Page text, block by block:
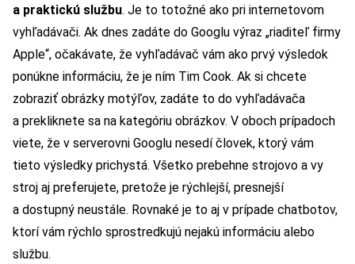
a praktickú službu. Je to totožné ako pri internetovom
vyhľadávači. Ak dnes zadáte do Googlu výraz „riaditeľ firmy
Apple“, očakávate, že vyhľadávač vám ako prvý výsledok
ponúkne informáciu, že je ním Tim Cook. Ak si chcete
zobraziť obrázky motýľov, zadáte to do vyhľadávača
a prekliknete sa na kategóriu obrázkov. V oboch prípadoch
viete, že v serverovni Googlu nesedí človek, ktorý vám
tieto výsledky prichystá. Všetko prebehne strojovo a vy
stroj aj preferujete, pretože je rýchlejší, presnejší
a dostupný neustále. Rovnaké je to aj v prípade chatbotov,
ktorí vám rýchlo sprostredkujú nejakú informáciu alebo
službu.